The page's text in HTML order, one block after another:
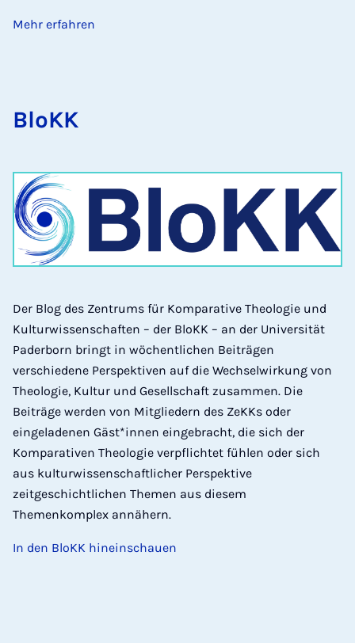
Mehr erfahren
BloKK
Der Blog des Zentrums für Komparative Theologie und
Kulturwissenschaften – der BloKK – an der Universität
Paderborn bringt in wöchentlichen Beiträgen
verschiedene Perspektiven auf die Wechselwirkung von
Theologie, Kultur und Gesellschaft zusammen. Die
Beiträge werden von Mitgliedern des ZeKKs oder
eingeladenen Gäst*innen eingebracht, die sich der
Komparativen Theologie verpflichtet fühlen oder sich
aus kulturwissenschaftlicher Perspektive
zeitgeschichtlichen Themen aus diesem
Themenkomplex annähern.
In den BloKK hineinschauen